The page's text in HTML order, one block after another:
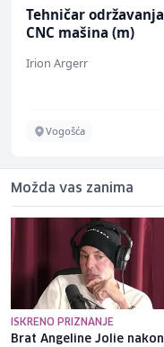
Tehničar održavanja
CNC mašina (m)
Irion Argerr
Vogošća
Možda vas zanima
ISKRENO PRIZNANJE
Brat Angeline Jolie nakon